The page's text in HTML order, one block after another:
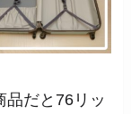
品だと76リッ